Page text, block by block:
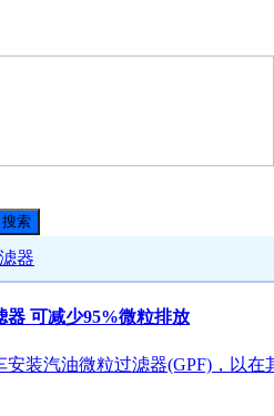
搜索
器
器 可减少95%微粒排放
安装汽油微粒过滤器(GPF)，以